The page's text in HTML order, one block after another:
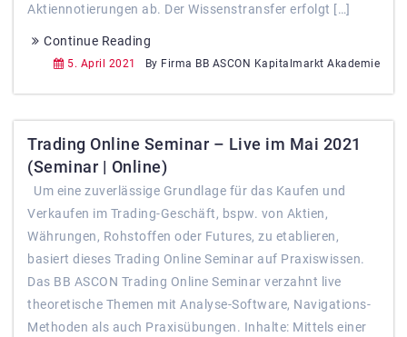
Aktiennotierungen ab. Der Wissenstransfer erfolgt […]
Continue Reading
5. April 2021 By Firma BB ASCON Kapitalmarkt Akademie
Trading Online Seminar – Live im Mai 2021
(Seminar | Online)
Um eine zuverlässige Grundlage für das Kaufen und
Verkaufen im Trading-Geschäft, bspw. von Aktien,
Währungen, Rohstoffen oder Futures, zu etablieren,
basiert dieses Trading Online Seminar auf Praxiswissen.
Das BB ASCON Trading Online Seminar verzahnt live
theoretische Themen mit Analyse-Software, Navigations-
Methoden als auch Praxisübungen. Inhalte: Mittels einer